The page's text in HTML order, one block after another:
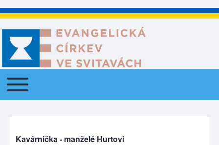
Main navigation
Toggle main menu
Kavárnička - manželé Hurtovi